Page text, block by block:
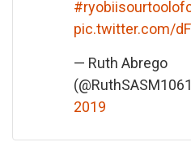
pic.twitter.com/
— Ruth Abrego
2019